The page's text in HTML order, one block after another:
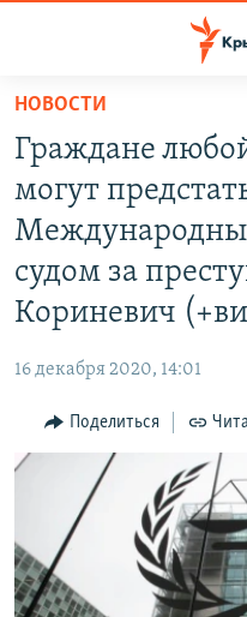
Вернуться
основному
содержанию
Вернутся
главной
навигации
Вернутся
СПЕЦПРОЕКТЫ
11 ЛЕТ ОККУПАЦИИ КРЫМА.
ВОДА
ЕЩЕ
ТЕЛЕПРОЕКТ КРЫМ.РЕАЛИИ
СОВЕТЫ ПРАВОЗАЩИТНИКОВ
ПРОПАВШИЕ БЕЗ ВЕСТИ
ПОБЕДИТЕЛЕЙ НЕ СУДЯТ?
КРЫМ.НЕПОКОРЕННЫЙ
КАК ОБОЙТИ
Українською
Qırımtatar
ПРИСОЕДИНЯЙТЕСЬ!
НОВОСТИ
Граждане
могут
судом за
Кориневич
16 декабря 2020, 14:01
Поделиться